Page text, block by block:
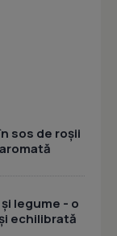
sos de roșii
legume - o
echilibrată